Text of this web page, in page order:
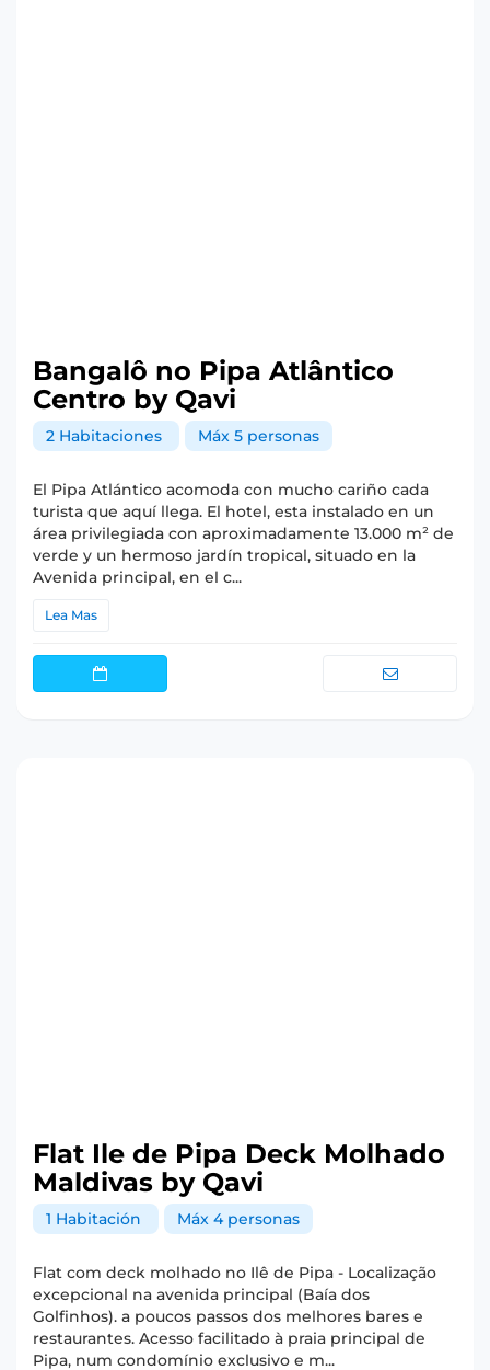
Bangalô no Pipa Atlântico
Centro by Qavi
2 Habitaciones Máx 5 personas
El Pipa Atlántico acomoda con mucho cariño cada
turista que aquí llega. El hotel, esta instalado en un
área privilegiada con aproximadamente 13.000 m² de
verde y un hermoso jardín tropical, situado en la
Avenida principal, en el c...
Lea Mas
Flat Ile de Pipa Deck Molhado
Maldivas by Qavi
1 Habitación Máx 4 personas
Flat com deck molhado no Ilê de Pipa - Localização
excepcional na avenida principal (Baía dos
Golfinhos). a poucos passos dos melhores bares e
restaurantes. Acesso facilitado à praia principal de
Pipa, num condomínio exclusivo e m...